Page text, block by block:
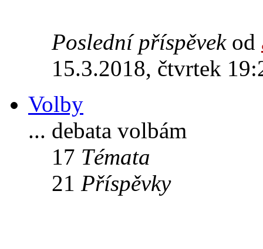
Poslední příspěvekod
15.3.2018, čtvrtek
Volby
... debata volbám
17 Témata
21 Příspěvky